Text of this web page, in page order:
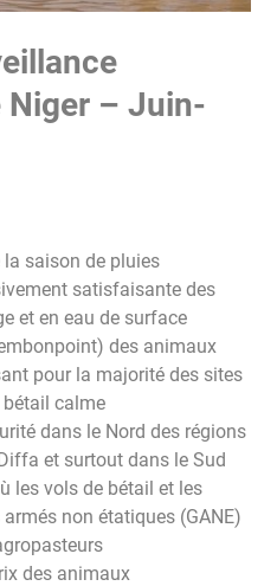
Niger – Juin-
saison de pluies
satisfaisante des
et en eau de surface
des animaux
pour la majorité des sites
calme
dans le Nord des régions
et surtout dans le Sud
les vols de bétail et les
non étatiques (GANE)
des animaux